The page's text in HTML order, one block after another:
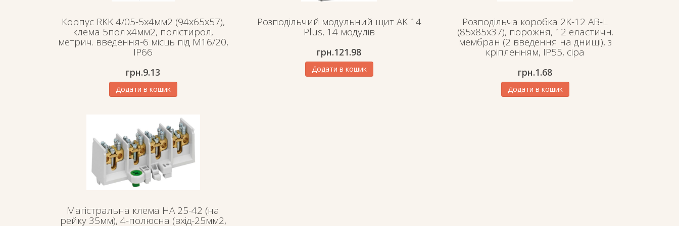
Корпус RKK 4/05-5х4мм2 (94х65х57),
клема 5пол.х4мм2, полістирол,
метрич. введення-6 місць під М16/20,
IP66
грн.9.13
Додати в кошик
Розподільчий модульний щит AK 14
Plus, 14 модулів
грн.121.98
Додати в кошик
Розподільча коробка 2K-12 AB-L
(85x85x37), порожня, 12 еластичн.
мембран (2 введення на днищі), з
кріпленням, IP55, сіра
грн.1.68
Додати в кошик
Магістральна клема HA 25-42 (на
рейку 35мм), 4-полюсна (вхід-25мм2,